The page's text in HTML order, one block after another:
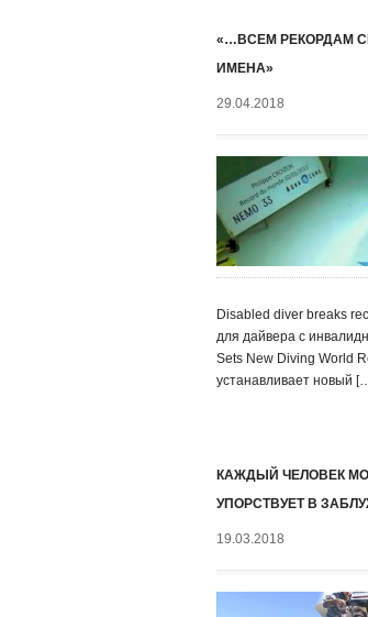
«…ВСЕМ РЕКОРДАМ
ИМЕНА»
29.04.2018
Disabled diver breaks
для дайвера с
Sets New Diving World
устанавливает новый
КАЖДЫЙ ЧЕЛОВЕК
УПОРСТВУЕТ В
19.03.2018